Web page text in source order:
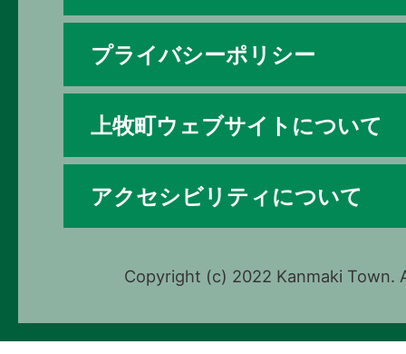
プライバシーポリシー
上牧町ウェブサイトについて
アクセシビリティについて
Copyright (c) 2022 Kanmaki Town.